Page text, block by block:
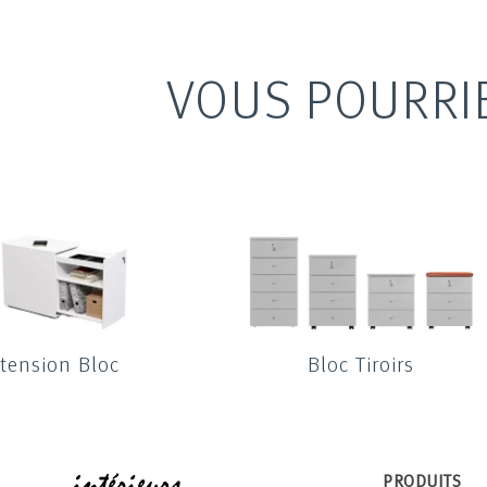
VOUS
Bloc Bloc Tiroirs
PRODUITS